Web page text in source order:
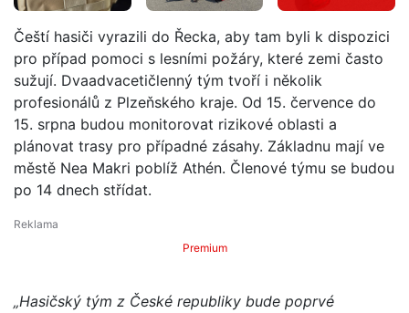
Čeští hasiči vyrazili do Řecka, aby tam byli k dispozici
pro případ pomoci s lesními požáry, které zemi často
sužují. Dvaadvacetičlenný tým tvoří i několik
profesionálů z Plzeňského kraje. Od 15. července do
15. srpna budou monitorovat rizikové oblasti a
plánovat trasy pro případné zásahy. Základnu mají ve
městě Nea Makri poblíž Athén. Členové týmu se budou
po 14 dnech střídat.
Premium
„Hasičský tým z České republiky bude poprvé